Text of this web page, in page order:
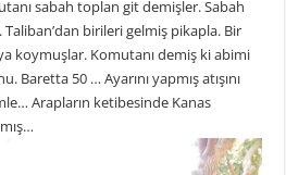
sabah toplan git demişler. Sabah
Taliban’dan birileri gelmiş pikapla. Bir
koymuşlar. Komutanı demiş ki abimi
Baretta 50 … Ayarını yapmış atışını
Arapların ketibesinde Kanas